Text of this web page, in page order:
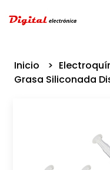
Inicio
Grasa Siliconada